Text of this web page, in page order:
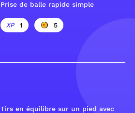
Prise de balle rapide simple
1 5
Tirs en équilibre sur un pied avec